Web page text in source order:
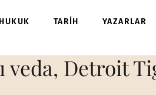
HUKUK TARİH YAZARLAR
veda, Detroit